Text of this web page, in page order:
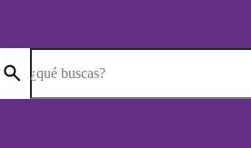
¿qué buscas?